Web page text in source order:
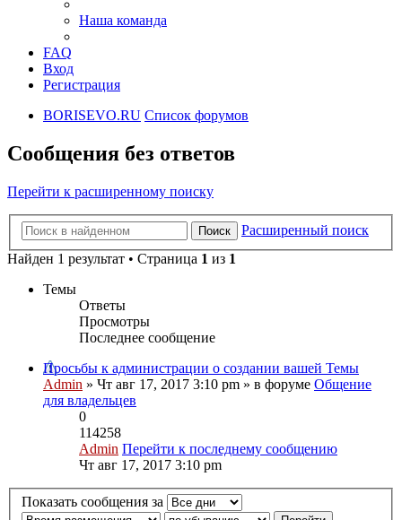
Наша команда
FAQ
Вход
Регистрация
BORISEVO.RU Список форумов
Сообщения без ответов
Перейти к расширенному поиску
Поиск
Расширенный поиск
Найден 1 результат • Страница 1 из 1
Темы
Ответы
Просмотры
Последнее сообщение
Просьбы к администрации о создании вашей Темы
Admin » Чт авг 17, 2017 3:10 pm » в форуме Общение
для владельцев
0
114258
Admin Перейти к последнему сообщению
Чт авг 17, 2017 3:10 pm
Показать сообщения за